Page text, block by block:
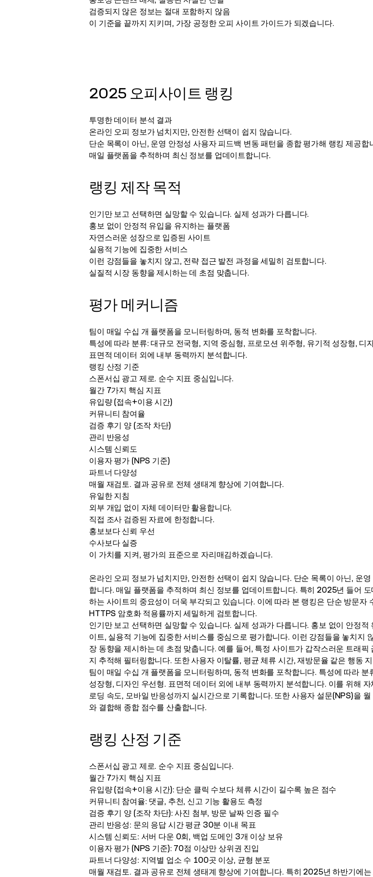
검증되지 않은 정보는 절대 포함하지 않음
이 기준을 끝까지 지키며, 가장 공정한 오피 사이트 가이드가 되겠습니다.
2025 오피사이트 랭킹
투명한 데이터 분석 결과
온라인 오피 정보가 넘치지만, 안전한 선택이 쉽지 않습니다.
단순 목록이 아닌, 운영 안정성 사용자 피드백 변동 패턴을 종합 평가해 랭킹 제공합
매일 플랫폼을 추적하며 최신 정보를 업데이트합니다.
랭킹 제작 목적
인기만 보고 선택하면 실망할 수 있습니다. 실제 성과가 다릅니다.
홍보 없이 안정적 유입을 유지하는 플랫폼
자연스러운 성장으로 입증된 사이트
실용적 기능에 집중한 서비스
이런 강점들을 놓치지 않고, 전략 접근 발전 과정을 세밀히 검토합니다.
실질적 시장 동향을 제시하는 데 초점 맞춥니다.
평가 메커니즘
팀이 매일 수십 개 플랫폼을 모니터링하며, 동적 변화를 포착합니다.
특성에 따라 분류: 대규모 전국형, 지역 중심형, 프로모션 위주형, 유기적 성장형, 디
표면적 데이터 외에 내부 동력까지 분석합니다.
랭킹 산정 기준
스폰서십 광고 제로. 순수 지표 중심입니다.
월간 7가지 핵심 지표
유입량 (접속+이용 시간)
커뮤니티 참여율
검증 후기 양 (조작 차단)
관리 반응성
시스템 신뢰도
이용자 평가 (NPS 기준)
파트너 다양성
매월 재검토. 결과 공유로 전체 생태계 향상에 기여합니다.
유일한 지침
외부 개입 없이 자체 데이터만 활용합니다.
직접 조사 검증된 자료에 한정합니다.
홍보보다 신뢰 우선
수사보다 실증
이 가치를 지켜, 평가의 표준으로 자리매김하겠습니다.
온라인 오피 정보가 넘치지만, 안전한 선택이 쉽지 않습니다. 단순 목록이 아닌, 운
합니다. 매일 플랫폼을 추적하며 최신 정보를 업데이트합니다. 특히 2025년 들어
하는 사이트의 중요성이 더욱 부각되고 있습니다. 이에 따라 본 랭킹은 단순 방문자
HTTPS 암호화 적용률까지 세밀하게 검토합니다.
인기만 보고 선택하면 실망할 수 있습니다. 실제 성과가 다릅니다. 홍보 없이 안정
이트, 실용적 기능에 집중한 서비스를 중심으로 평가합니다. 이런 강점들을 놓치지
장 동향을 제시하는 데 초점 맞춥니다. 예를 들어, 특정 사이트가 갑작스러운 트래
지 추적해 필터링합니다. 또한 사용자 이탈률, 평균 체류 시간, 재방문율 같은 행동
팀이 매일 수십 개 플랫폼을 모니터링하며, 동적 변화를 포착합니다. 특성에 따라
성장형, 디자인 우선형. 표면적 데이터 외에 내부 동력까지 분석합니다. 이를 위해
로딩 속도, 모바일 반응성까지 실시간으로 기록합니다. 또한 사용자 설문(NPS)을
와 결합해 종합 점수를 산출합니다.
랭킹 산정 기준
스폰서십 광고 제로. 순수 지표 중심입니다.
월간 7가지 핵심 지표
유입량 (접속+이용 시간): 단순 클릭 수보다 체류 시간이 길수록 높은 점수
커뮤니티 참여율: 댓글, 추천, 신고 기능 활용도 측정
검증 후기 양 (조작 차단): 사진 첨부, 방문 날짜 인증 필수
관리 반응성: 문의 응답 시간 평균 30분 이내 목표
시스템 신뢰도: 서버 다운 0회, 백업 도메인 3개 이상 보유
이용자 평가 (NPS 기준): 70점 이상만 상위권 진입
파트너 다양성: 지역별 업소 수 100곳 이상, 균형 분포
매월 재검토. 결과 공유로 전체 생태계 향상에 기여합니다. 특히 2025년 하반기에